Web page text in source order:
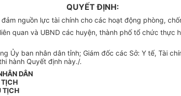
QUYẾT ĐỊNH:
nguồn lực tài chính cho các hoạt động phòng,
quan và UBND các huyện, thành phố tổ chức
Ủy ban nhân dân tỉnh; Giám đốc các Sở: Y tế, Tài
hành Quyết định này./.
DÂN
TỊCH